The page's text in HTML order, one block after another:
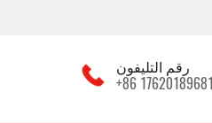
رقم التليفون
+86 17620189681